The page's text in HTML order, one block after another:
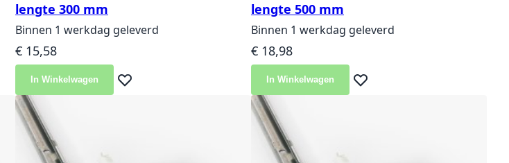
lengte 300 mm
Binnen 1 werkdag geleverd
€ 15,58
In Winkelwagen Voeg toe aan verlanglijst
lengte 500 mm
Binnen 1 werkdag geleverd
€ 18,98
In Winkelwagen Voeg toe aan verlanglijst